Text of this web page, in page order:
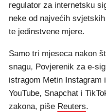
regulator za internetsku
neke od najvećih
te jedinstvene mjere.
Samo tri mjeseca nakon
snagu, Povjerenik za e-
istragom Metin Instagram
YouTube, Snapchat i
zakona, piše Reuters.